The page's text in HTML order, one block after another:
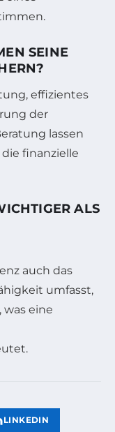
SEINE
effizientes
der
lassen
finanzielle
ALS
auch das
umfasst,
eine
LINKEDIN